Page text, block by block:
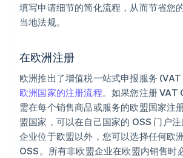
填写申请细节的简化流程，从而节省您
当地法规。
在欧洲注册
欧洲推出了增值税一站式申报服务
欧洲国家的注册流程。如果您注册 VAT
需在每个销售商品或服务的欧盟国家注
盟国家，可以在自己国家的 OSS 门户
企业位于欧盟以外，您可以选择任何欧
OSS。所有非欧盟企业在欧盟内销售时